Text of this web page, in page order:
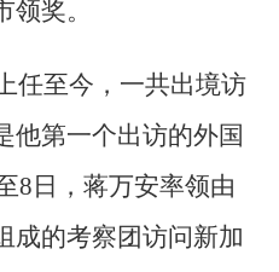
奖。
任至今，一共出境访
他第一个出访的外国
8日，蒋万安率领由
成的考察团访问新加